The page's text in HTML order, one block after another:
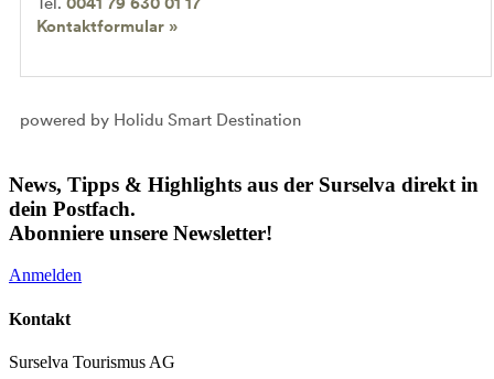
Kontaktformular »
powered by Holidu Smart Destination
News, Tipps & Highlights aus der Surselva direkt in
dein Postfach.
Abonniere unsere Newsletter!
Anmelden
Kontakt
Surselva Tourismus AG